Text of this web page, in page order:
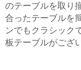
のテーブルを取り
合ったテーブルを
ンでもクラシック
板テーブルがござ